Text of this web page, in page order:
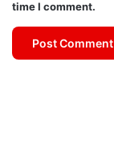
time I comment.